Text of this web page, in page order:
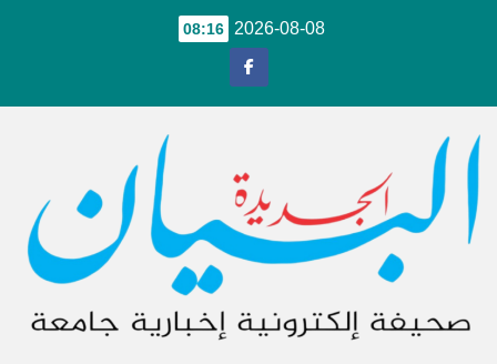
2026-08-08
08:16